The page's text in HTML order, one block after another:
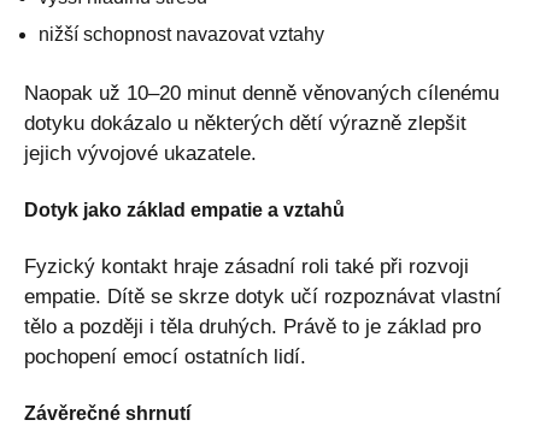
nižší schopnost navazovat vztahy
Naopak už 10–20 minut denně věnovaných cílenému
dotyku dokázalo u některých dětí výrazně zlepšit
jejich vývojové ukazatele.
Dotyk jako základ empatie a vztahů
Fyzický kontakt hraje zásadní roli také při rozvoji
empatie. Dítě se skrze dotyk učí rozpoznávat vlastní
tělo a později i těla druhých. Právě to je základ pro
pochopení emocí ostatních lidí.
Závěrečné shrnutí